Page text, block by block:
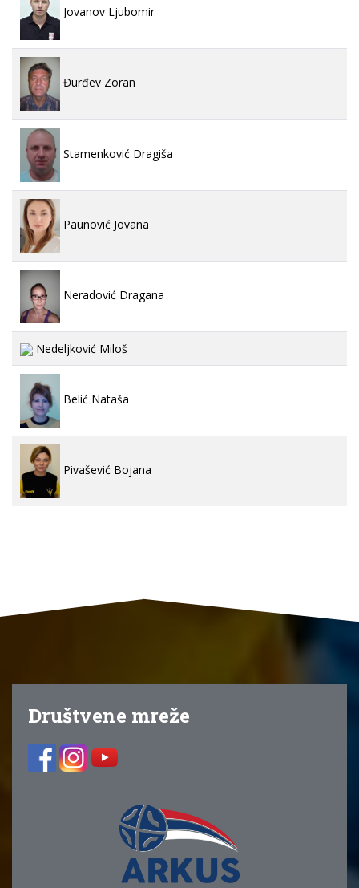
Jovanov Ljubomir
Đurđev Zoran
Stamenković Dragiša
Paunović Jovana
Neradović Dragana
Nedeljković Miloš
Belić Nataša
Pivašević Bojana
Društvene mreže